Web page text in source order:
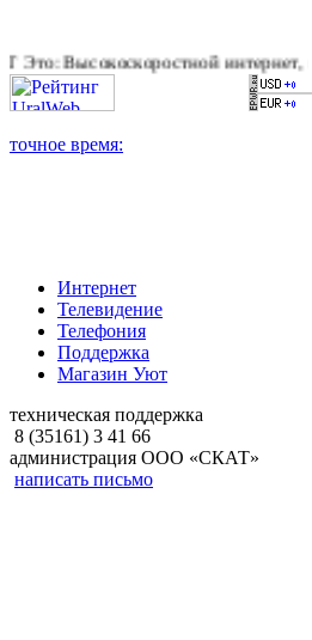
интернет,
Интернет
Телевидение
Телефония
Поддержка
Магазин Уют
техническая поддержка
8 (35161) 3 41 66
администрация ООО «СКАТ»
написать письмо